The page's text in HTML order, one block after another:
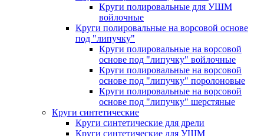
Круги полировальные для УШМ
войлочные
Круги полировальные на ворсовой основе
под "липучку"
Круги полировальные на ворсовой
основе под "липучку" войлочные
Круги полировальные на ворсовой
основе под "липучку" поролоновые
Круги полировальные на ворсовой
основе под "липучку" шерстяные
Круги синтетические
Круги синтетические для дрели
Круги синтетические для УШМ